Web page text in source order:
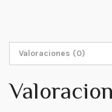
Valoraciones (0)